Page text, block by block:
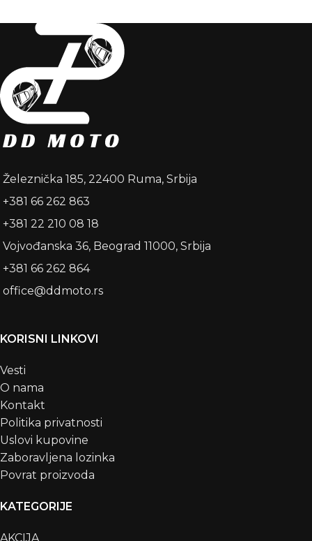
Železnička 185, 22400 Ruma, Srbija
+381 66 262 863
+381 22 210 08 18
Vojvođanska 36, Beograd 11000, Srbija
+381 66 262 864
office@ddmoto.rs
KORISNI LINKOVI
Vesti
O nama
Kontakt
Politika privatnosti
Uslovi kupovine
Zaboravljena lozinka
Povrat proizvoda
KATEGORIJE
AKCIJA